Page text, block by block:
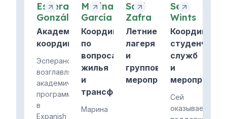
Esperanza
González
Академический
координатор
Эсперанса
возглавляет
академическую
программу
в
Expanish
Marina
García
Координатор
по
вопросам
жилья
и
трансферов
Марина
Saúl
Zafra
Летние
лагеря
и
групповые
мероприятия
Sei
Wints
Координатор
служб
и
мероприятий
Сей
оказывает